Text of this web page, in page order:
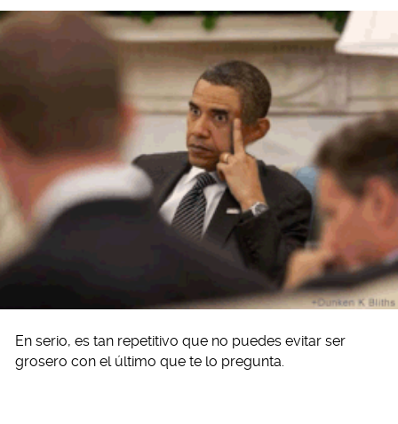
En serio, es tan repetitivo que no puedes evitar ser
grosero con el último que te lo pregunta.